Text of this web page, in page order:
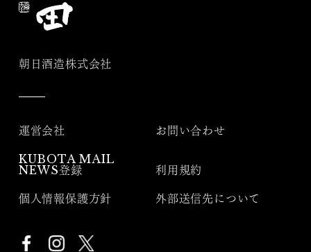
朝日酒造株式会社
運営会社 お問い合わせ
KUBOTA MAIL
NEWS登録
利用規約
個人情報保護方針 外部送信先について